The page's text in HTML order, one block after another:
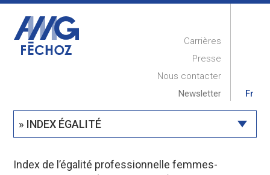
Carrières
Presse
Nous contacter
Newsletter
Fr
» INDEX ÉGALITÉ
Index de l’égalité professionnelle femmes-